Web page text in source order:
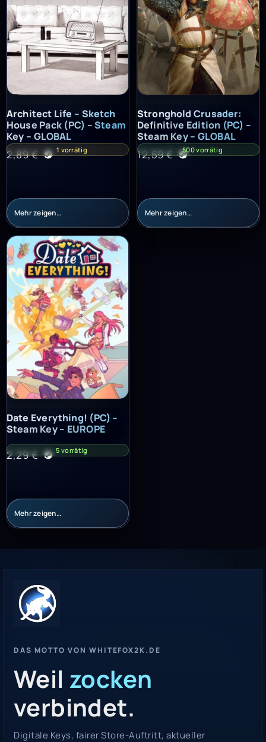
Architect Life – Sketch House Pack (PC) – Steam Key – GLOBAL
Architect Life – Sketch
House Pack (PC) – Steam
Key – GLOBAL
2,89€ 1 vorrätig
Mehr zeigen…
Stronghold Crusader: Definitive
Stronghold Crusader:
Definitive Edition (PC) –
Steam Key – GLOBAL
12,59€ 500 vorrätig
Mehr zeigen…
Date Everything! (PC) – Steam Key – EUROPE
Date Everything! (PC) –
Steam Key – EUROPE
2,29€ 5 vorrätig
Mehr zeigen…
DAS MOTTO VON WHITEFOX2K.DE
Weil zocken
verbindet.
Digitale Keys, fairer Store-Auftritt, aktueller